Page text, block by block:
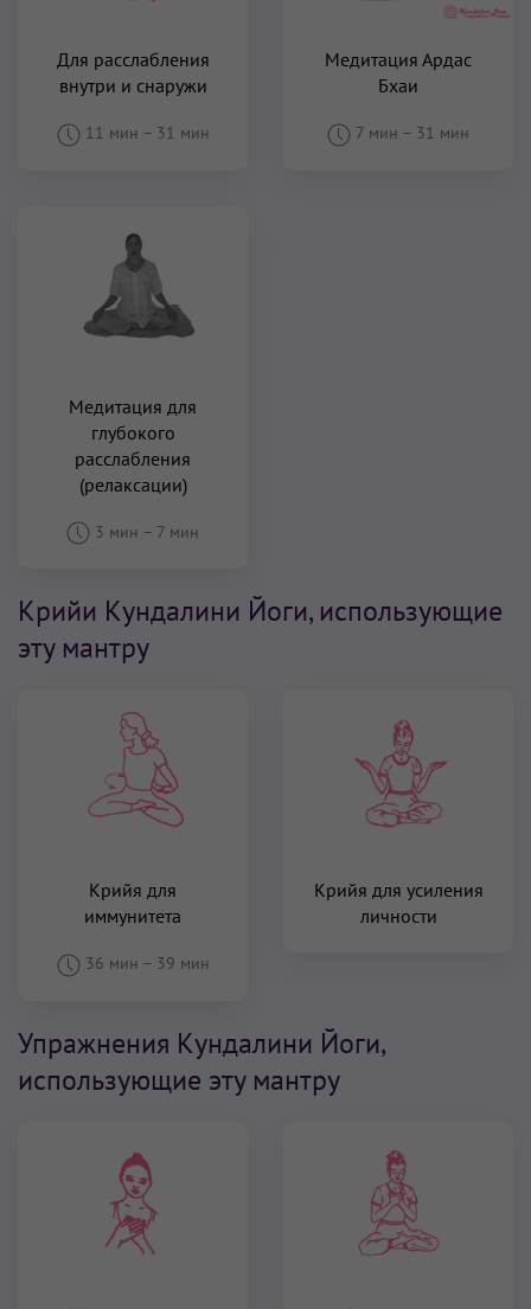
Для расслабления
внутри и снаружи
11 мин – 31 мин
Медитация Ардас
Бхаи
7 мин – 31 мин
Медитация для
глубокого
расслабления
(релаксации)
3 мин – 7 мин
Крийи Кундалини Йоги, использующие
эту мантру
Крийя для
иммунитета
36 мин – 39 мин
Крийя для усиления
личности
Упражнения Кундалини Йоги,
использующие эту мантру